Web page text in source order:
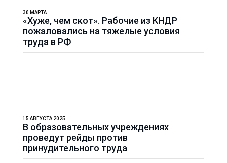
«Хуже, чем скот». Рабочие из КНДР
пожаловались на тяжелые условия
труда в РФ
30 МАРТА
В образовательных учреждениях
проведут рейды против
принудительного труда
15 АВГУСТА 2025